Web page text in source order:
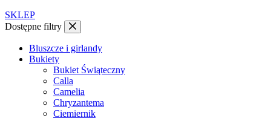
SKLEP
Dostępne filtry
Bluszcze i girlandy
Bukiety
Bukiet Świąteczny
Calla
Camelia
Chryzantema
Ciemiernik